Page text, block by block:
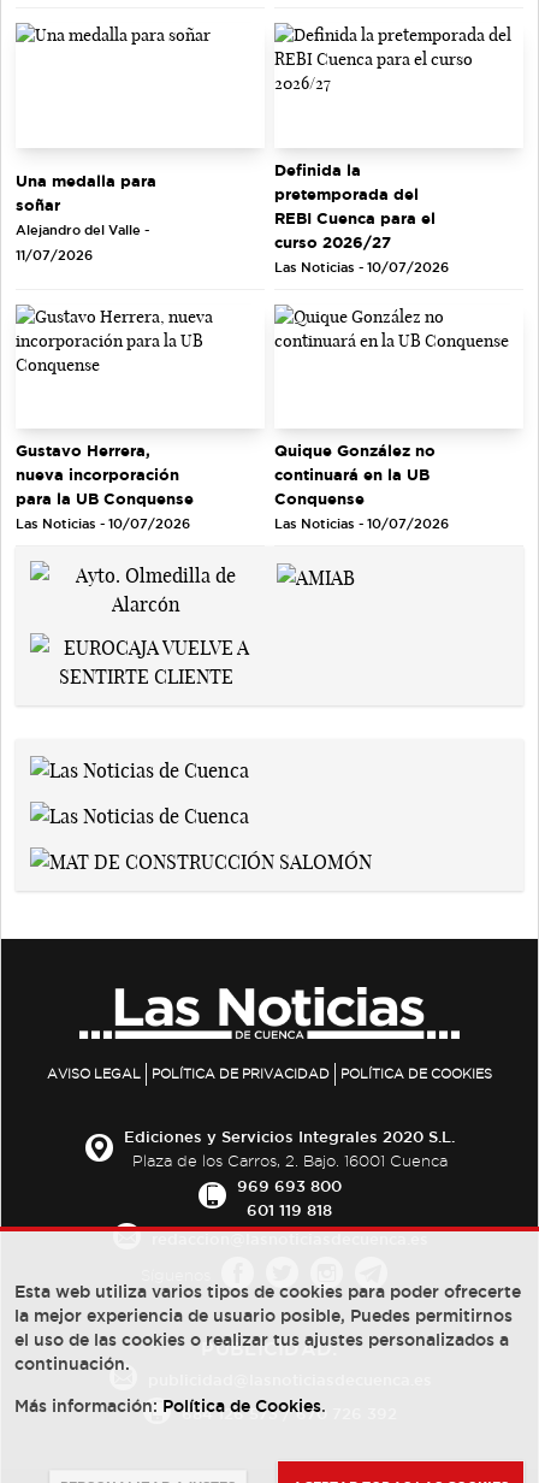
Una medalla para
soñar
Alejandro del Valle -
11/07/2026
Definida la
pretemporada del
REBI Cuenca para el
curso 2026/27
Las Noticias - 10/07/2026
Gustavo Herrera,
nueva incorporación
para la UB Conquense
Las Noticias - 10/07/2026
Quique González no
continuará en la UB
Conquense
Las Noticias - 10/07/2026
AVISO LEGAL POLÍTICA DE PRIVACIDAD POLÍTICA DE COOKIES
Ediciones y Servicios Integrales 2020 S.L.
Plaza de los Carros, 2. Bajo. 16001 Cuenca
969 693 800
601 119 818
PUBLICIDAD:
684 126 573/670 726 392
Esta web utiliza varios tipos de cookies para poder ofrecerte
la mejor experiencia de usuario posible, Puedes permitirnos
el uso de las cookies o realizar tus ajustes personalizados a
continuación.
Más información: Política de Cookies.